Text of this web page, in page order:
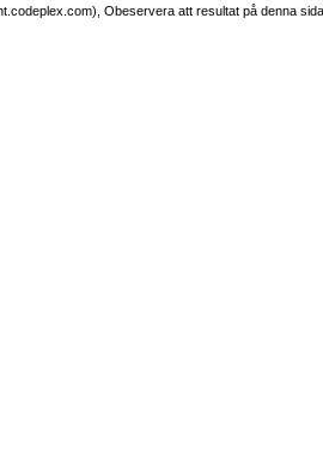
Obeservera att resultat på denna